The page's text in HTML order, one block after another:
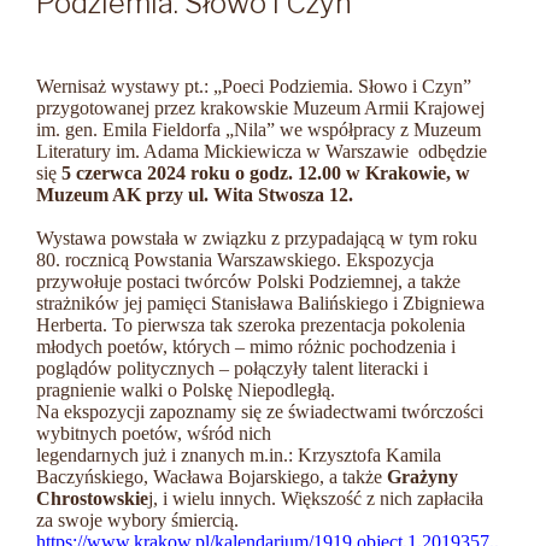
Wernisaż wystawy pt.: „Poeci Podziemia. Słowo i Czyn”
przygotowanej przez krakowskie Muzeum Armii Krajowej
im. gen. Emila Fieldorfa „Nila” we współpracy z Muzeum
Literatury im. Adama Mickiewicza w Warszawie odbędzie
się 5 czerwca 2024 roku o godz. 12.00 w Krakowie, w
Muzeum AK przy ul. Wita Stwosza 12.
Wystawa powstała w związku z przypadającą w tym roku
80. rocznicą Powstania Warszawskiego. Ekspozycja
przywołuje postaci twórców Polski Podziemnej, a także
strażników jej pamięci Stanisława Balińskiego i Zbigniewa
Herberta. To pierwsza tak szeroka prezentacja pokolenia
młodych poetów, których – mimo różnic pochodzenia i
poglądów politycznych – połączyły talent literacki i
pragnienie walki o Polskę Niepodległą.
Na ekspozycji zapoznamy się ze świadectwami twórczości
wybitnych poetów, wśród nich
legendarnych już i znanych m.in.: Krzysztofa Kamila
Baczyńskiego, Wacława Bojarskiego, a także Grażyny
Chrostowskiej, i wielu innych. Większość z nich zapłaciła
za swoje wybory śmiercią.
https://www.krakow.pl/kalendarium/1919,object,1,2019357,,